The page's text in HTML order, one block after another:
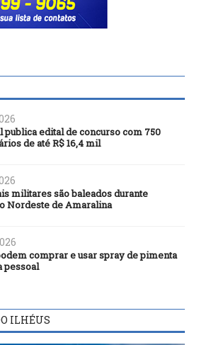
publica edital de concurso com 750
de até R$ 16,4 mil
militares são baleados durante
Nordeste de Amaralina
comprar e usar spray de pimenta
pessoal
ILHÉUS